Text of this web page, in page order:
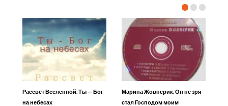
Рассвет Вселенной. Ты — Бог
на небесах
Марина Жовнерик. Он не зря
стал Господом моим